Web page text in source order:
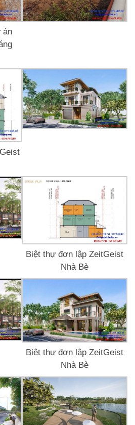
án
Biệt thự đơn lập ZeitGeist
Nhà Bè
Biệt thự đơn lập ZeitGeist
Nhà Bè